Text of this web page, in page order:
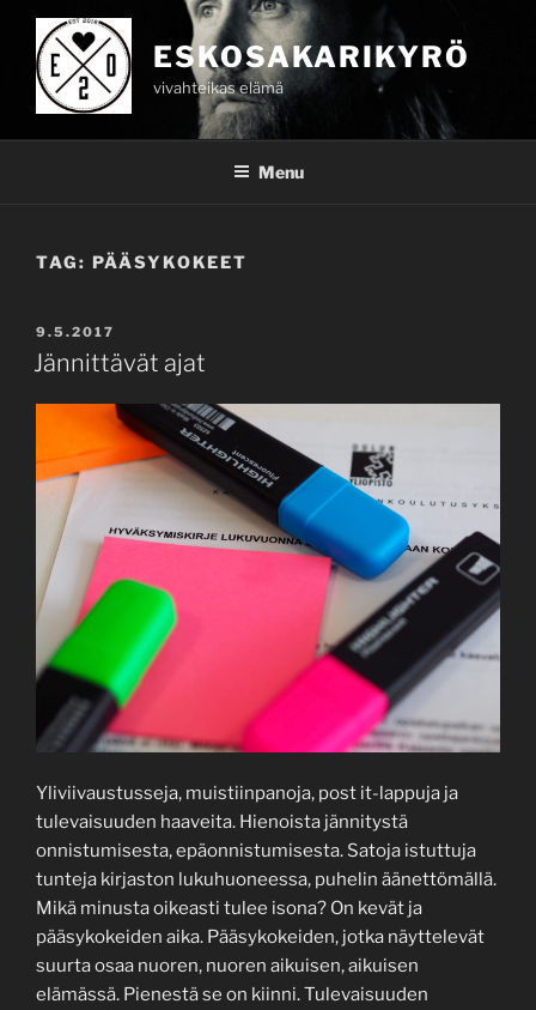
content
ESKOSAKARIKYRÖ
vivahteikas elämä
Menu
TAG: PÄÄSYKOKEET
POSTED
ON
9.5.2017
Jännittävät ajat
Yliviivaustusseja, muistiinpanoja, post it-lappuja ja
tulevaisuuden haaveita. Hienoista jännitystä
onnistumisesta, epäonnistumisesta. Satoja istuttuja
tunteja kirjaston lukuhuoneessa, puhelin äänettömällä.
Mikä minusta oikeasti tulee isona? On kevät ja
pääsykokeiden aika. Pääsykokeiden, jotka näyttelevät
suurta osaa nuoren, nuoren aikuisen, aikuisen
elämässä. Pienestä se on kiinni. Tulevaisuuden